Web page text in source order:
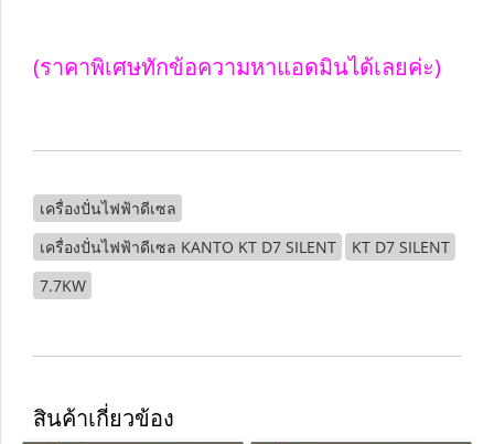
(ราคาพิเศษทักข้อความหาแอดมินได้เลยค่ะ)
เครื่องปั่นไฟฟ้าดีเซล
เครื่องปั่นไฟฟ้าดีเซล KANTO KT D7 SILENT
KT D7 SILENT
7.7KW
สินค้าเกี่ยวข้อง